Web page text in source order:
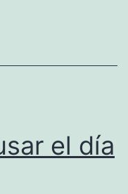
el día